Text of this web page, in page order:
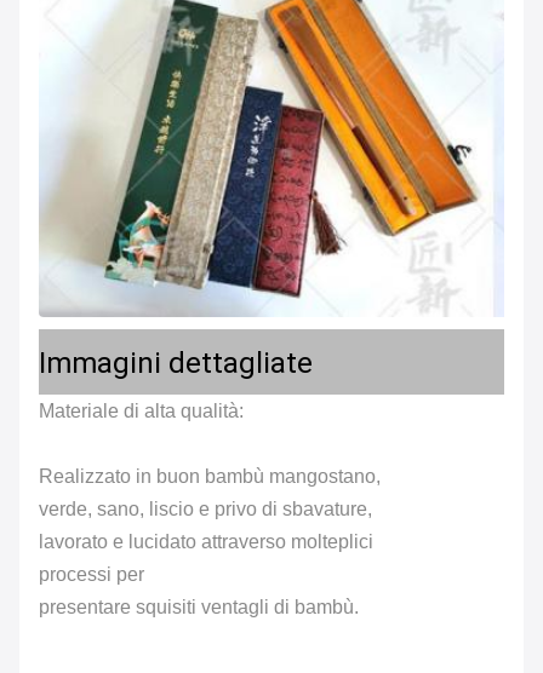
Immagini dettagliate
Materiale di alta qualità:
Realizzato in buon bambù mangostano,
verde, sano, liscio e privo di sbavature,
lavorato e lucidato attraverso molteplici
processi per
presentare squisiti ventagli di bambù.